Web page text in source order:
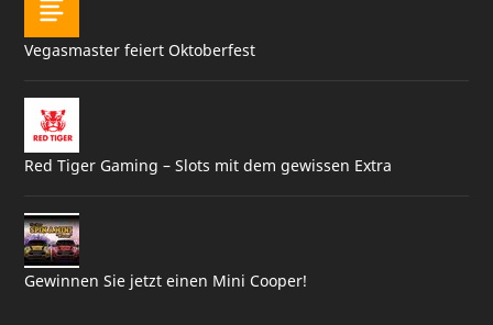
Vegasmaster feiert Oktoberfest
Red Tiger Gaming – Slots mit dem gewissen Extra
Gewinnen Sie jetzt einen Mini Cooper!